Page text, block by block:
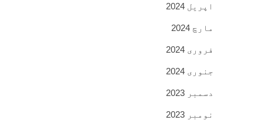
اپریل 2024
مارچ 2024
فروری 2024
جنوری 2024
دسمبر 2023
نومبر 2023